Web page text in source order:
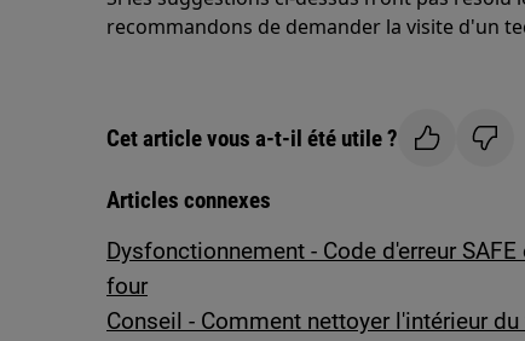
recommandons de demander la visite d'un
Cet article vous a-t-il été utile ?
Articles connexes
Dysfonctionnement - Code d'erreur
four
Conseil - Comment nettoyer l'intérieur